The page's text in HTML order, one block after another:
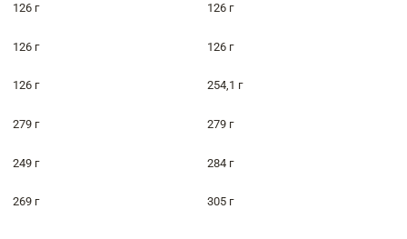
126 г 126 г
126 г 126 г
126 г 254,1 г
279 г 279 г
249 г 284 г
269 г 305 г